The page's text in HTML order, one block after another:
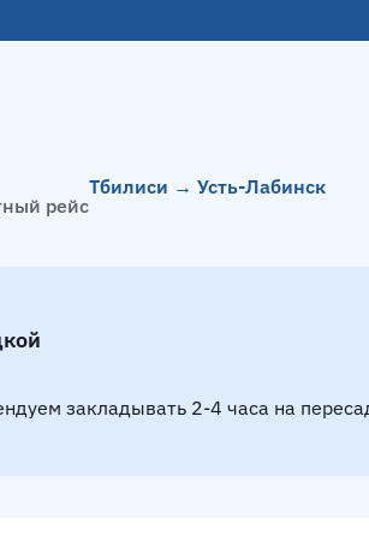
рейс
Тбилиси → Усть-Лабинск
закладывать 2-4 часа на